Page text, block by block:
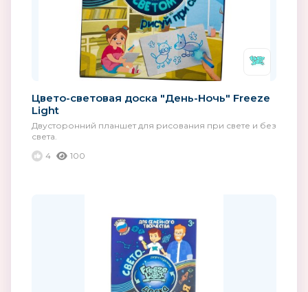
Цвето-световая доска "День-Ночь" Freeze
Light
Двусторонний планшет для рисования при свете и без
света.
4
100